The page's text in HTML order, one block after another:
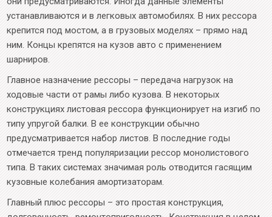
устанавливаются и в легковых автомобилях. В них рессора
крепится под мостом, а в грузовых моделях – прямо над
ним. Концы крепятся на кузов авто с применением
шарниров.
Главное назначение рессоры – передача нагрузок на
ходовые части от рамы либо кузова. В некоторых
конструкциях листовая рессора функционирует на изгиб по
типу упругой балки. В ее конструкции обычно
предусматривается набор листов. В последние годы
отмечается тренд популяризации рессор монолистового
типа. В таких системах значимая роль отводится гасящим
кузовные колебания амортизаторам.
Главный плюс рессоры – это простая конструкция,